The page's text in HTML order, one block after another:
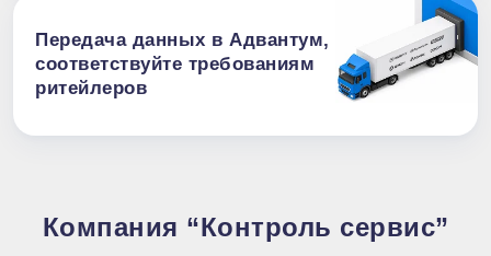
Передача данных в Адвантум,
соответствуйте требованиям
ритейлеров
Компания “Контроль сервис”